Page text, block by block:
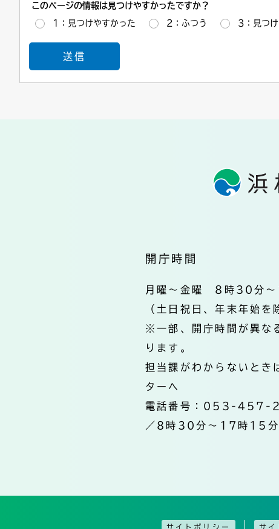
このページの情報は見つけやすかったですか？
1：見つけやすかった 2：ふつう 3：見つ
開庁時間
月曜～金曜 8時30分
（土日祝日、年末年始を
※一部、開庁時間が異な
ります。
担当課がわからないとき
ターへ
電話番号：053-457-
／8時30分～17時15分
サイトポリシー サイ